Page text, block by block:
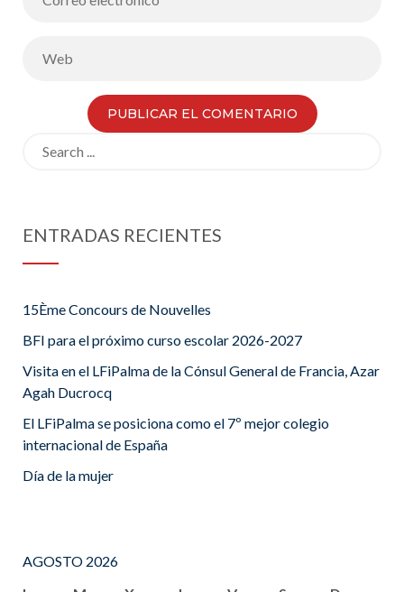
ENTRADAS RECIENTES
15Ème Concours de Nouvelles
BFI para el próximo curso escolar 2026-2027
Visita en el LFiPalma de la Cónsul General de Francia, Azar
Agah Ducrocq
El LFiPalma se posiciona como el 7º mejor colegio
internacional de España
Día de la mujer
AGOSTO 2026